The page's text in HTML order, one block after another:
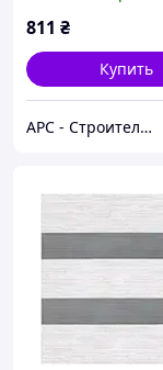
811 ₴
Купить
АРС - Строительный интернет-гипермаркет